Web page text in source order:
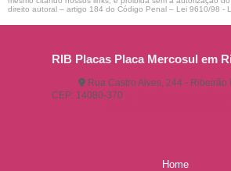
direito autoral – artigo 184 do Código Penal – Lei 9610/98 -
RIB Placas Placa Mercosul em
Rua Castro Alves, 244 - Ribeirão
CEP: 14080-370
Home